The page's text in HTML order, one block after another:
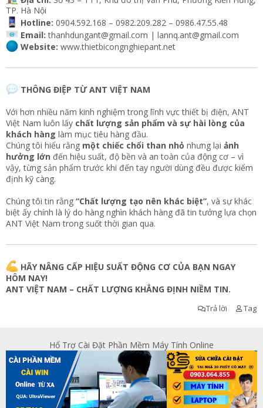
TP. Hà Nội
Hotline: 0904.592.168 – 0982.209.282 – 0986.47.55.48
Email: thanhdungant@gmail.com | lannq.ant@gmail.com
Website: www.thietbicongnghiepant.net
THÔNG ĐIỆP TỪ ANT VIỆT NAM
Với hơn nhiều năm kinh nghiệm trong lĩnh vực thiết bị điện, ANT
Việt Nam luôn lấy chất lượng sản phẩm và sự hài lòng của
khách hàng làm mục tiêu hàng đầu.
Chúng tôi hiểu rằng một chiếc chổi than nhỏ nhưng lại ảnh
hưởng lớn đến hiệu suất, độ bền và an toàn của động cơ – vì
vậy, từng sản phẩm trước khi đến tay người dùng đều được kiểm
định kỹ càng.
Chúng tôi tin rằng “Chất lượng tạo nên khác biệt”, và sự khác
biệt ấy chính là lý do hàng nghìn khách hàng đã tin tưởng lựa chọn
ANT Việt Nam trong suốt thời gian qua.
HÃY NÂNG CẤP HIỆU SUẤT ĐỘNG CƠ CỦA BẠN NGAY
HÔM NAY!
ANT VIỆT NAM – CHẤT LƯỢNG KHẲNG ĐỊNH NIỀM TIN.
Trả lời Tag
Hổ Trợ Cài Đặt Phần Mềm Máy Tính Online